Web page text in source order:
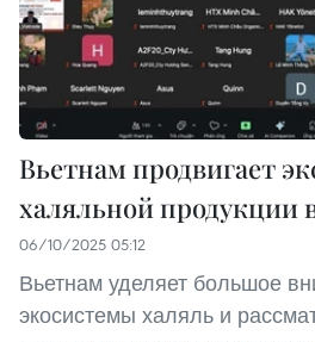
Вьетнам продвигает
халяльной продукции
06/10/2025 05:12
Вьетнам уделяет большое
экосистемы халяль и